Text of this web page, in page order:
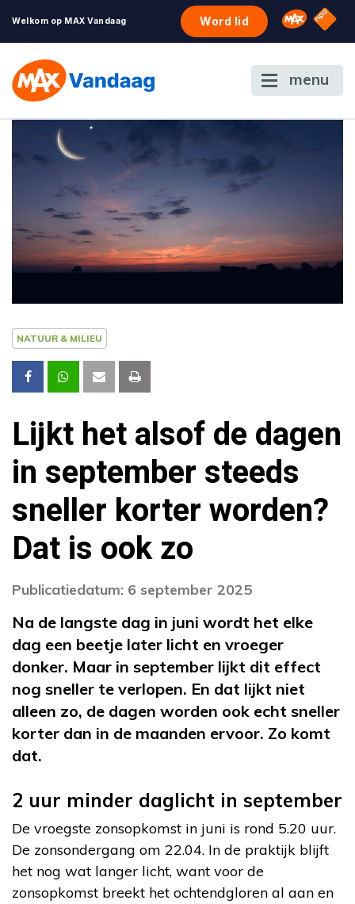
Welkom op MAX Vandaag Word lid Omroep
NPO
menu
NATUUR & MILIEU
Lijkt het alsof de dagen
in september steeds
sneller korter worden?
Dat is ook zo
Publicatiedatum: 6 september 2025
Na de langste dag in juni wordt het elke
dag een beetje later licht en vroeger
donker. Maar in september lijkt dit effect
nog sneller te verlopen. En dat lijkt niet
alleen zo, de dagen worden ook echt sneller
korter dan in de maanden ervoor. Zo komt
dat.
2 uur minder daglicht in september
De vroegste zonsopkomst in juni is rond 5.20 uur.
De zonsondergang om 22.04. In de praktijk blijft
het nog wat langer licht, want voor de
zonsopkomst breekt het ochtendgloren al aan en